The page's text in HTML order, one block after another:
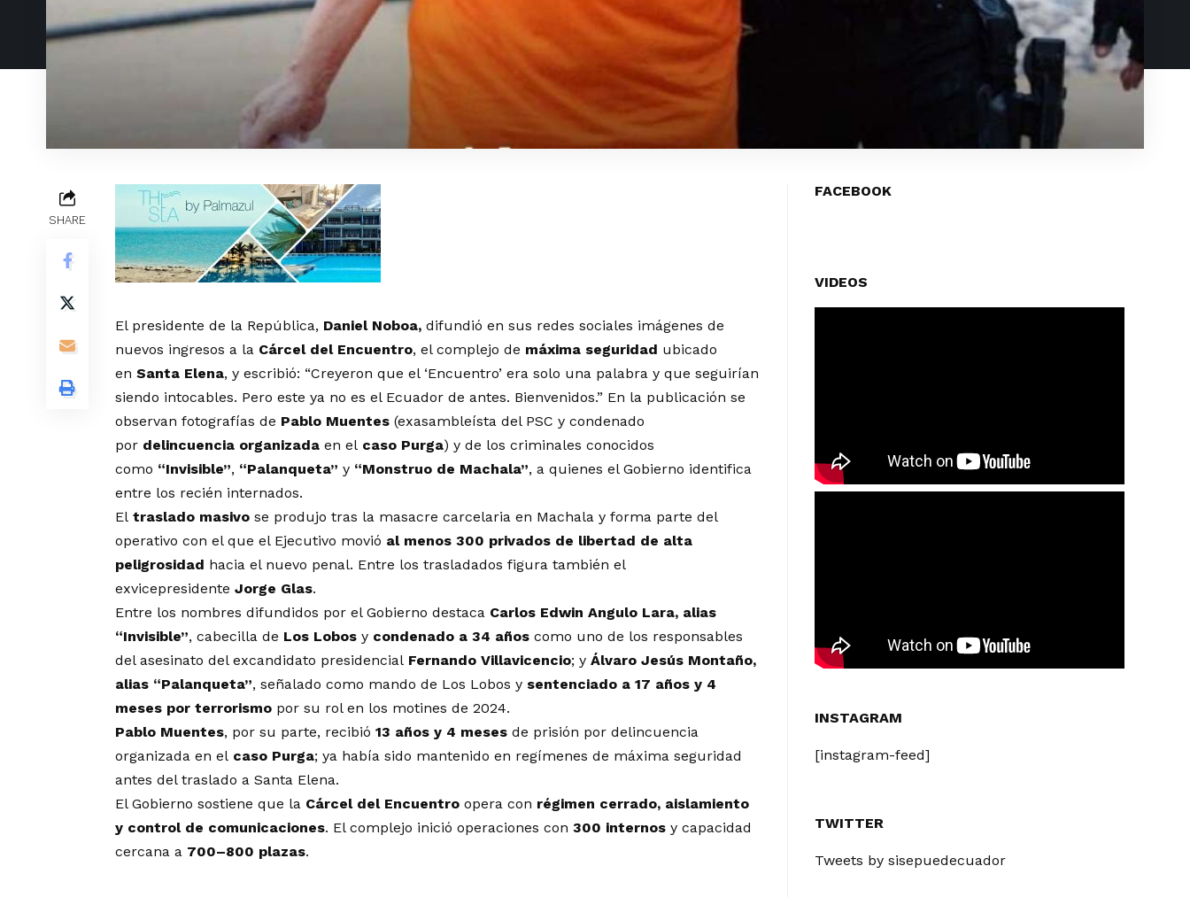
SHARE
El presidente de la República, Daniel Noboa, difundió en sus redes sociales imágenes de
nuevos ingresos a la Cárcel del Encuentro, el complejo de máxima seguridad ubicado
en Santa Elena, y escribió: “Creyeron que el ‘Encuentro’ era solo una palabra y que seguirían
siendo intocables. Pero este ya no es el Ecuador de antes. Bienvenidos.” En la publicación se
observan fotografías de Pablo Muentes (exasambleísta del PSC y condenado
por delincuencia organizada en el caso Purga) y de los criminales conocidos
como “Invisible”, “Palanqueta” y “Monstruo de Machala”, a quienes el Gobierno identifica
entre los recién internados.
El traslado masivo se produjo tras la masacre carcelaria en Machala y forma parte del
operativo con el que el Ejecutivo movió al menos 300 privados de libertad de alta
peligrosidad hacia el nuevo penal. Entre los trasladados figura también el
exvicepresidente Jorge Glas.
Entre los nombres difundidos por el Gobierno destaca Carlos Edwin Angulo Lara, alias
“Invisible”, cabecilla de Los Lobos y condenado a 34 años como uno de los responsables
del asesinato del excandidato presidencial Fernando Villavicencio; y Álvaro Jesús Montaño,
alias “Palanqueta”, señalado como mando de Los Lobos y sentenciado a 17 años y 4
meses por terrorismo por su rol en los motines de 2024.
Pablo Muentes, por su parte, recibió 13 años y 4 meses de prisión por delincuencia
organizada en el caso Purga; ya había sido mantenido en regímenes de máxima seguridad
antes del traslado a Santa Elena.
El Gobierno sostiene que la Cárcel del Encuentro opera con régimen cerrado, aislamiento
y control de comunicaciones. El complejo inició operaciones con 300 internos y capacidad
cercana a 700–800 plazas.
FACEBOOK
VIDEOS
INSTAGRAM
[instagram-feed]
TWITTER
Tweets by sisepuedecuador